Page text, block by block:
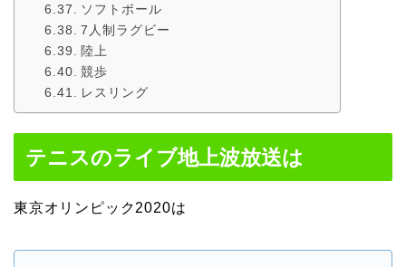
ソフトボール
7人制ラグビー
陸上
競歩
レスリング
テニスのライブ地上波放送は
東京オリンピック2020は